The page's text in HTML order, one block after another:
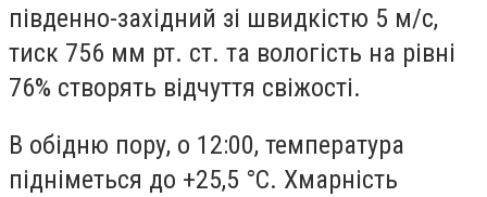
південно-західний зі швидкістю 5 м/с,
тиск 756 мм рт. ст. та вологість на рівні
76% створять відчуття свіжості.
В обідню пору, о 12:00, температура
підніметься до +25,5 °С. Хмарність